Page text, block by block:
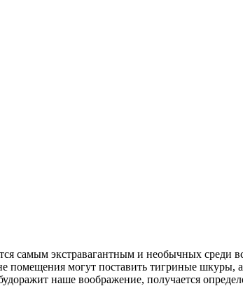
самым экстравагантным и необычных среди
могут поставить тигриные
наше воображение, получается